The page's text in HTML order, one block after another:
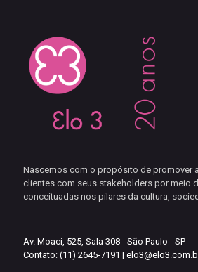
Nascemos com o propósito de promover
clientes com seus stakeholders por meio
conceituadas nos pilares da cultura,
Av. Moaci, 525, Sala 308 - São Paulo - SP
Contato: (11) 2645-7191 |